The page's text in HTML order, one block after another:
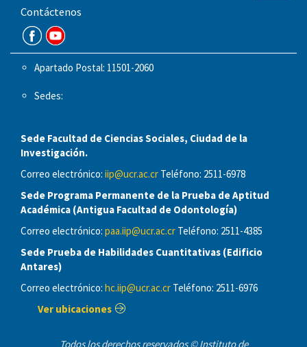
Contáctenos
Apartado Postal: 11501-2060
Sedes:
Sede Facultad de Ciencias Sociales, Ciudad de la
Investigación.
Correo electrónico: iip@ucr.ac.cr Teléfono: 2511-6978
Sede Programa Permanente de la Prueba de Aptitud
Académica (Antigua Facultad de Odontología)
Correo electrónico: paa.iip@ucr.ac.cr Teléfono: 2511-4385
Sede Prueba de Habilidades Cuantitativas (Edificio
Antares)
Correo electrónico: hc.iip@ucr.ac.cr Teléfono: 2511-6976
Ver ubicaciones
Todos los derechos reservados © Instituto de